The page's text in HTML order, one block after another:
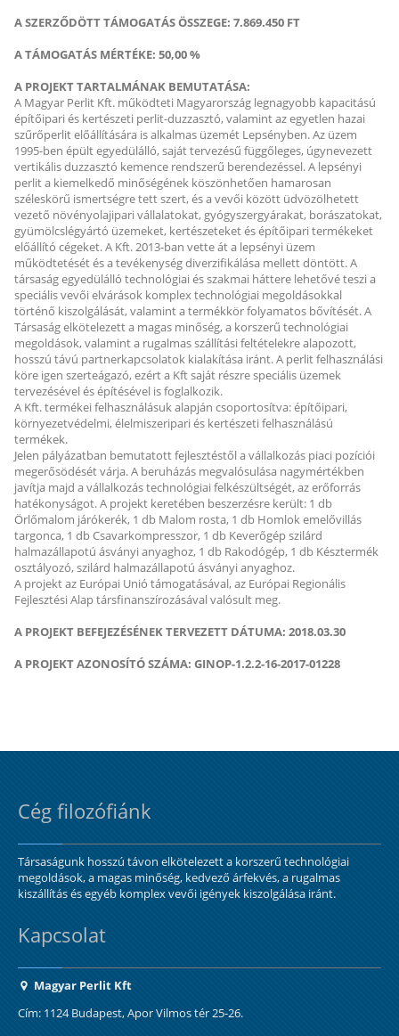
A SZERZŐDÖTT TÁMOGATÁS ÖSSZEGE: 7.869.450 FT
A TÁMOGATÁS MÉRTÉKE: 50,00 %
A PROJEKT TARTALMÁNAK BEMUTATÁSA:
A Magyar Perlit Kft. működteti Magyarország legnagyobb kapacitású
építőipari és kertészeti perlit-duzzasztó, valamint az egyetlen hazai
szűrőperlit előállítására is alkalmas üzemét Lepsényben. Az üzem
1995-ben épült egyedülálló, saját tervezésű függőleges, úgynevezett
vertikális duzzasztó kemence rendszerű berendezéssel. A lepsényi
perlit a kiemelkedő minőségének köszönhetően hamarosan
széleskörű ismertségre tett szert, és a vevői között üdvözölhetett
vezető növényolajipari vállalatokat, gyógyszergyárakat, borászatokat,
gyümölcslégyártó üzemeket, kertészeteket és építőipari termékeket
előállító cégeket. A Kft. 2013-ban vette át a lepsényi üzem
működtetését és a tevékenység diverzifikálása mellett döntött. A
társaság egyedülálló technológiai és szakmai háttere lehetővé teszi a
speciális vevői elvárások komplex technológiai megoldásokkal
történő kiszolgálását, valamint a termékkör folyamatos bővítését. A
Társaság elkötelezett a magas minőség, a korszerű technológiai
megoldások, valamint a rugalmas szállítási feltételekre alapozott,
hosszú távú partnerkapcsolatok kialakítása iránt. A perlit felhasználási
köre igen szerteágazó, ezért a Kft saját részre speciális üzemek
tervezésével és építésével is foglalkozik.
A Kft. termékei felhasználásuk alapján csoportosítva: építőipari,
környezetvédelmi, élelmiszeripari és kertészeti felhasználású
termékek.
Jelen pályázatban bemutatott fejlesztéstől a vállalkozás piaci pozíciói
megerősödését várja. A beruházás megvalósulása nagymértékben
javítja majd a vállalkozás technológiai felkészültségét, az erőforrás
hatékonyságot. A projekt keretében beszerzésre került: 1 db
Örlőmalom járókerék, 1 db Malom rosta, 1 db Homlok emelővillás
targonca, 1 db Csavarkompresszor, 1 db Keverőgép szilárd
halmazállapotú ásványi anyaghoz, 1 db Rakodógép, 1 db Késztermék
osztályozó, szilárd halmazállapotú ásványi anyaghoz.
A projekt az Európai Unió támogatásával, az Európai Regionális
Fejlesztési Alap társfinanszírozásával valósult meg.
A PROJEKT BEFEJEZÉSÉNEK TERVEZETT DÁTUMA: 2018.03.30
A PROJEKT AZONOSÍTÓ SZÁMA: GINOP-1.2.2-16-2017-01228
Cég filozófiánk
Társaságunk hosszú távon elkötelezett a korszerű technológiai
megoldások, a magas minőség, kedvező árfekvés, a rugalmas
kiszállítás és egyéb komplex vevői igények kiszolgálása iránt.
Kapcsolat
Magyar Perlit Kft
Cím: 1124 Budapest, Apor Vilmos tér 25-26.